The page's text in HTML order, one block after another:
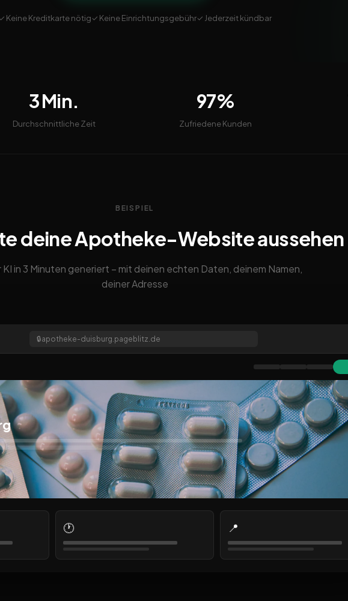
Keine Kreditkarte nötig✓ Keine Einrichtungsgebühr✓ Jederzeit kündbar
3 Min.
Durchschnittliche Zeit
97%
Zufriedene Kunden
BEISPIEL
deine Apotheke-Website aussehen
KI in 3 Minuten generiert – mit deinen echten Daten, deinem Namen,
deiner Adresse
🔒apotheke-duisburg.pageblitz.de
🕐 📍